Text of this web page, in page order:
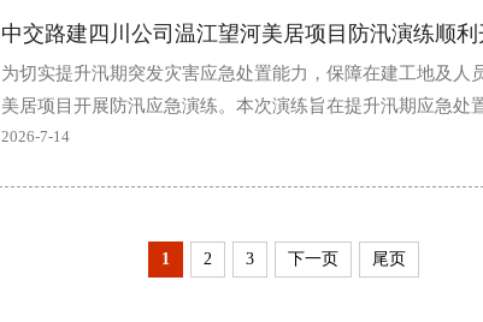
中交路建四川公司温江望河美居项目防汛演练顺
为切实提升汛期突发灾害应急处置能力，保障在建工地及人
美居项目开展防汛应急演练。本次演练旨在提升汛期应急处
2026-7-14
1 2 3 下一页 尾页